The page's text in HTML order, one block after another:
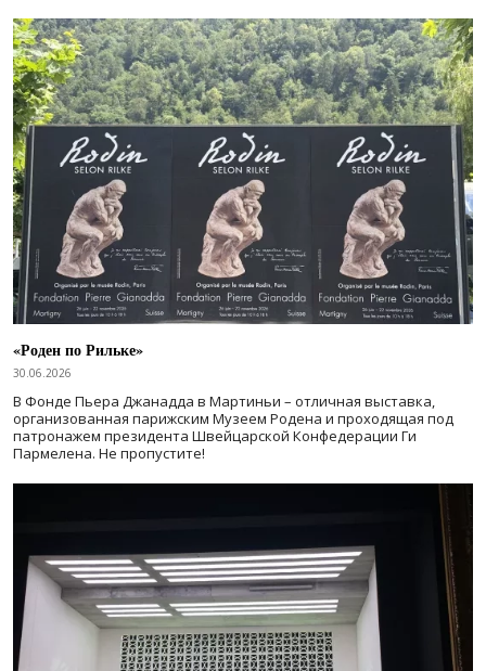
«Роден по Рильке»
30.06.2026
В Фонде Пьера Джанадда в Мартиньи – отличная выставка,
организованная парижским Музеем Родена и проходящая под
патронажем президента Швейцарской Конфедерации Ги
Пармелена. Не пропустите!